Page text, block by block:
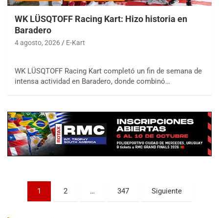
WK LÜSQTOFF Racing Kart: Hizo historia en
Baradero
4 agosto, 2026 E-Kart
WK LÜSQTOFF Racing Kart completó un fin de semana de
intensa actividad en Baradero, donde combinó…
Paginación
1 2 … 347 Siguiente
COBERTURA ESPECIAL DE E-KART.COM.AR
08/09-AGO
Baradero (Buenos Aires)
KDO - F6
Ciudad de Trenque Lauquen (Asfalto)
Trenque Lauquen (Buenos Aires)
Parque de la Velocidad (Asfalto)
Villaguay (Entre Ríos)